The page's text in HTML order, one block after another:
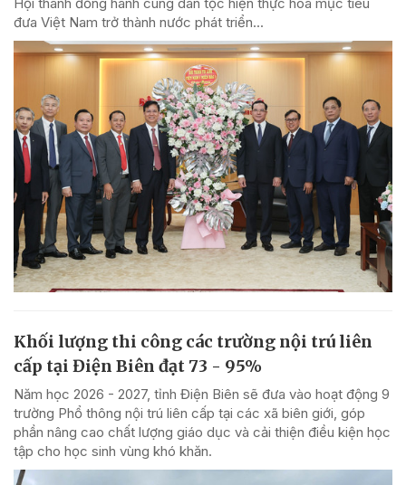
đưa Việt Nam trở thành nước phát triển...
Khối lượng thi công các trường nội trú liên
cấp tại Điện Biên đạt 73 - 95%
Năm học 2026 - 2027, tỉnh Điện Biên sẽ đưa vào hoạt động 9
trường Phổ thông nội trú liên cấp tại các xã biên giới, góp
phần nâng cao chất lượng giáo dục và cải thiện điều kiện học
tập cho học sinh vùng khó khăn.